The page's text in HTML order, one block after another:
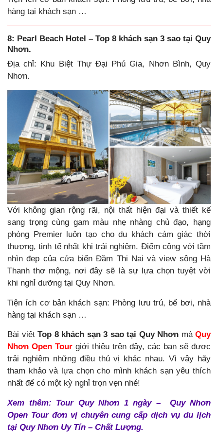
hàng tại khách sạn …
8: Pearl Beach Hotel – Top 8 khách sạn 3 sao tại Quy
Nhơn.
Địa chỉ: Khu Biệt Thự Đại Phú Gia, Nhơn Bình, Quy
Nhơn.
Với không gian rộng rãi, nội thất hiện đại và thiết kế
sang trọng cùng gam màu nhẹ nhàng chủ đạo, hạng
phòng Premier luôn tạo cho du khách cảm giác thời
thượng, tinh tế nhất khi trải nghiệm. Điểm cộng với tầm
nhìn đẹp của cửa biển Đầm Thị Nại và view sông Hà
Thanh thơ mộng, nơi đây sẽ là sự lựa chọn tuyệt vời
khi nghỉ dưỡng tại Quy Nhơn.
Tiện ích cơ bản khách sạn: Phòng lưu trú, bể bơi, nhà
hàng tại khách sạn …
Bài viết Top 8 khách sạn 3 sao tại Quy Nhơn mà Quy
Nhơn Open Tour giới thiệu trên đây, các bạn sẽ được
trải nghiệm những điều thú vị khác nhau. Vì vậy hãy
tham khảo và lựa chọn cho mình khách sạn yêu thích
nhất để có một kỳ nghỉ trọn vẹn nhé!
Xem thêm: Tour Quy Nhơn 1 ngày – Quy Nhơn
Open Tour đơn vị chuyên cung cấp dịch vụ du lịch
tại Quy Nhơn Uy Tín – Chất Lượng.